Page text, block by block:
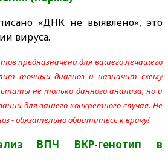
«ДНК не выявлено», это
вируса.
предназначена для вашего лечащего
точный диагноз и назначит схему
не только данного анализа, но и
для вашего конкретного случая. Не
- обязательно обратитесь к врачу!
ВПЧ ВКР-генотип в